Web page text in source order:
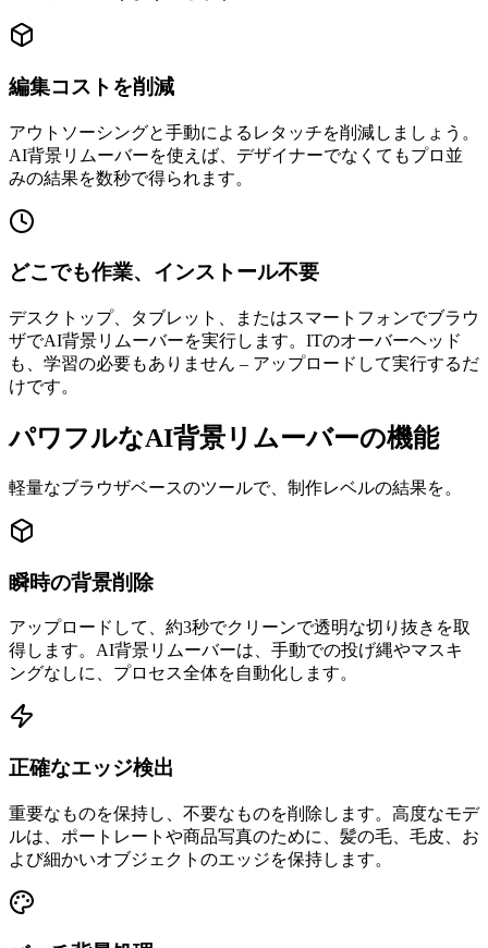
編集コストを削減
アウトソーシングと手動によるレタッチを削減しましょう。
AI背景リムーバーを使えば、デザイナーでなくてもプロ並
みの結果を数秒で得られます。
どこでも作業、インストール不要
デスクトップ、タブレット、またはスマートフォンでブラウ
ザでAI背景リムーバーを実行します。ITのオーバーヘッド
も、学習の必要もありません – アップロードして実行するだ
けです。
パワフルなAI背景リムーバーの機能
軽量なブラウザベースのツールで、制作レベルの結果を。
瞬時の背景削除
アップロードして、約3秒でクリーンで透明な切り抜きを取
得します。AI背景リムーバーは、手動での投げ縄やマスキ
ングなしに、プロセス全体を自動化します。
正確なエッジ検出
重要なものを保持し、不要なものを削除します。高度なモデ
ルは、ポートレートや商品写真のために、髪の毛、毛皮、お
よび細かいオブジェクトのエッジを保持します。